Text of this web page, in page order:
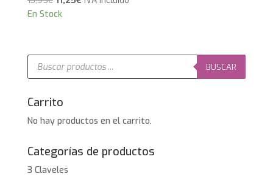
precio
13,95€.11,25€.
En Stock
Búsqueda
productos
BUSCAR
Carrito
No hay productos en el carrito.
Categorías de productos
3 Claveles